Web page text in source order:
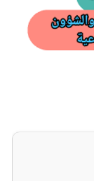
وزارة التعليم